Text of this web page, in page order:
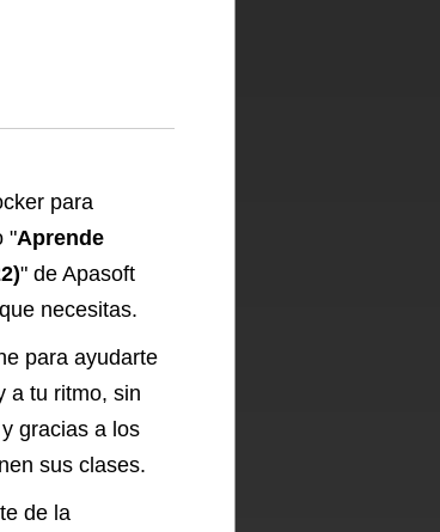
para
"Aprende
" de Apasoft
necesitas.
para ayudarte
a tu ritmo, sin
gracias a los
sus clases.
de la